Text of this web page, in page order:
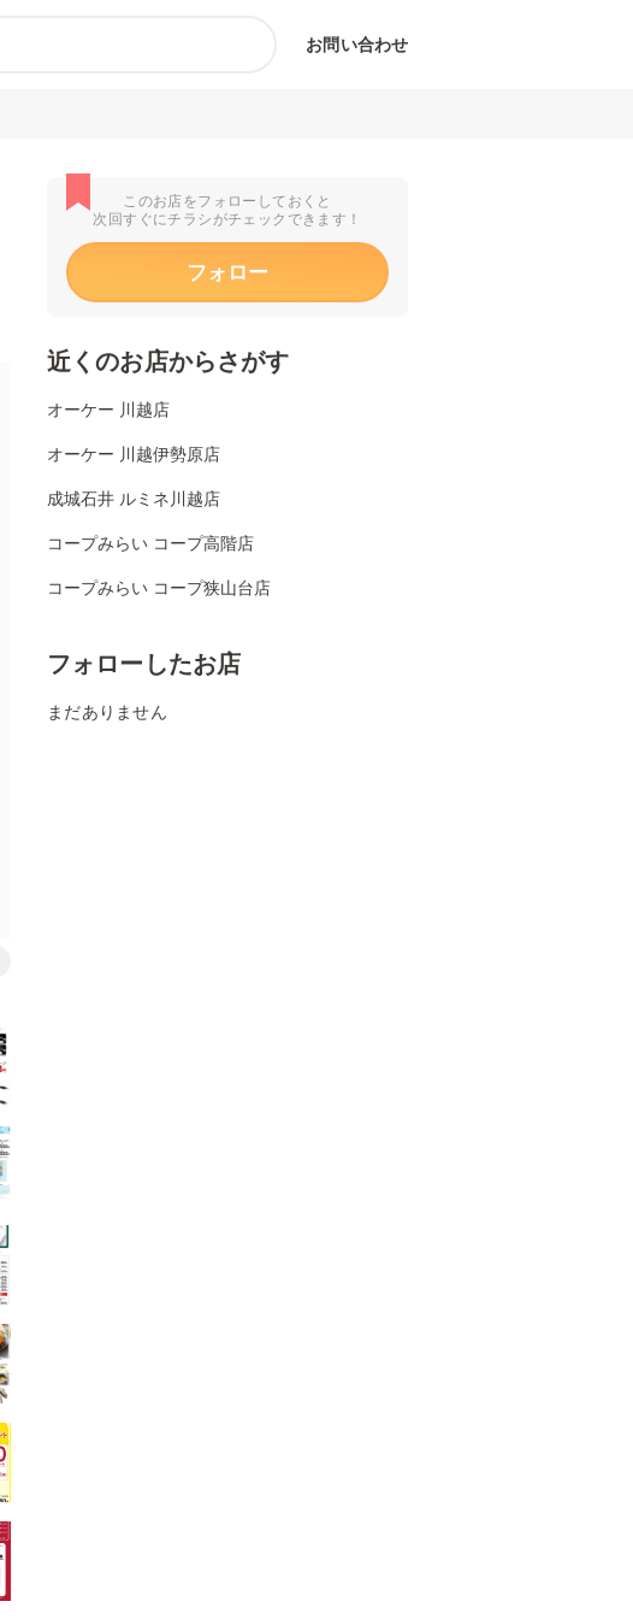
お問い合わせ
このお店をフォローしておくと
次回すぐにチラシがチェックできます！
フォロー
近くのお店からさがす
オーケー 川越店
オーケー 川越伊勢原店
成城石井 ルミネ川越店
コープみらい コープ高階店
コープみらい コープ狭山台店
フォローしたお店
まだありません